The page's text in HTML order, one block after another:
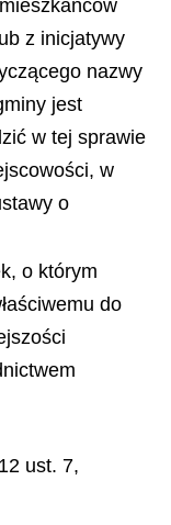
z inicjatywy
nazwy
jest
w tej sprawie
w
o
o którym
do
ust. 7,